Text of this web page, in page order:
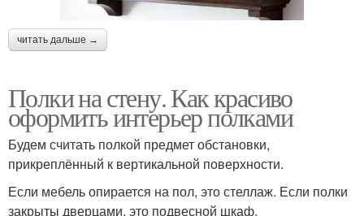
читать дальше →
Полки на стену. Как красиво
оформить интерьер полками
Будем считать полкой предмет обстановки,
прикреплённый к вертикальной поверхности.
Если мебель опирается на пол, это стеллаж. Если полки
закрыты дверцами, это подвесной шкаф.